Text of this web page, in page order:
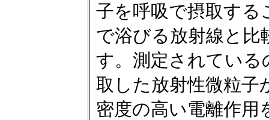
子を呼吸で摂取する
で浴びる放射線と
す。測定されてい
取した放射性微粒子
密度の高い電離作用